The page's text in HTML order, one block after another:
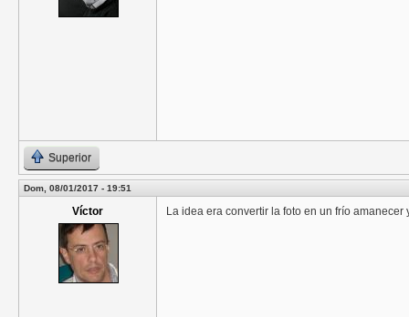
Superior
Dom, 08/01/2017 - 19:51
Víctor La idea era convertir la foto en un frío